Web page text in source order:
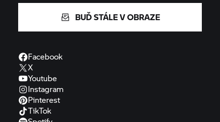
BUĎ STÁLE V OBRAZE
Facebook
X
Youtube
Instagram
Pinterest
TikTok